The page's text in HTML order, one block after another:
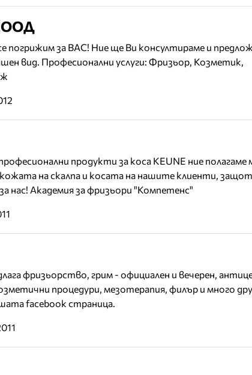
погрижим за ВАС! Ние ще Ви консултираме и
вид. Професионални услуги: Фризьор, Козметик,
продукти за коса KEUNE ние полагаме
на скалпа и косата на нашите клиенти,
нас! Академия за фризьори "Компетенс"
фризьорство, грим - официален и вечерен,
процедури, мезотерапия, филър и много
facebook страница.